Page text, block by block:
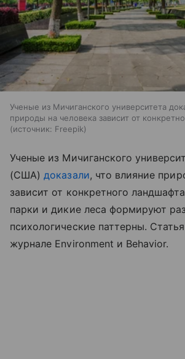
Ученые из Мичиганского университета
природы на человека зависит от
источник: Freepik
Ученые из Мичиганского
(США)доказали, что влияние
зависит от конкретного
парки и дикие леса формируют
психологические паттерны. Статья
журнале Environment и Behavior.